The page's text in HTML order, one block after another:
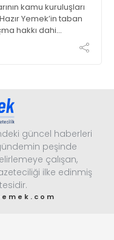
kamu kuruluşları
Yemek’in taban
hakkı dahi
Hasan Murat
kamu idaresi
güncel haberleri
peşinde
çalışan,
ilke edinmiş